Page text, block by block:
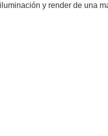
y render de una